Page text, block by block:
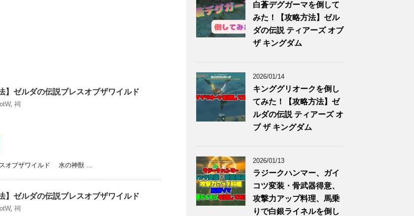
】ゼルダの伝説ブレスオブザワイルド
, 祠
有オブザワイルド 水の神獣 ...
】ゼルダの伝説ブレスオブザワイルド
, 祠
白蒼デグガーマを倒して
みた！【攻略方法】ゼル
ダの伝説 ティアーズ オブ
ザ キングダム
2026/01/14
キンググリオークを倒し
てみた！【攻略方法】ゼ
ルダの伝説 ティアーズ オ
ブ ザ キングダム
2026/01/13
ラジークハンマー、ガイ
コツ変装・骨武器得意、
攻撃力アップ料理、馬乗
りで白銀ライネルを倒し